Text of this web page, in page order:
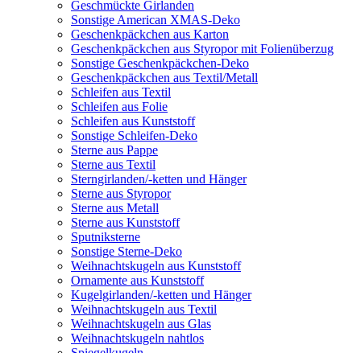
Geschmückte Girlanden
Sonstige American XMAS-Deko
Geschenkpäckchen aus Karton
Geschenkpäckchen aus Styropor mit Folienüberzug
Sonstige Geschenkpäckchen-Deko
Geschenkpäckchen aus Textil/Metall
Schleifen aus Textil
Schleifen aus Folie
Schleifen aus Kunststoff
Sonstige Schleifen-Deko
Sterne aus Pappe
Sterne aus Textil
Sterngirlanden/-ketten und Hänger
Sterne aus Styropor
Sterne aus Metall
Sterne aus Kunststoff
Sputniksterne
Sonstige Sterne-Deko
Weihnachtskugeln aus Kunststoff
Ornamente aus Kunststoff
Kugelgirlanden/-ketten und Hänger
Weihnachtskugeln aus Textil
Weihnachtskugeln aus Glas
Weihnachtskugeln nahtlos